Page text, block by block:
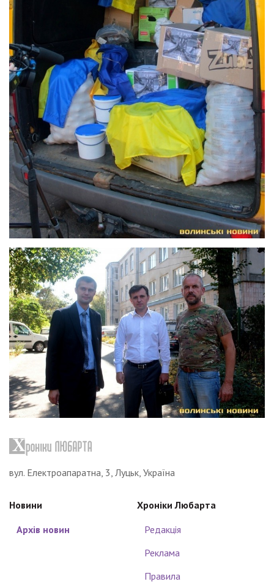
вул. Електроапаратна, 3, Луцьк, Україна
Новини
Архів новин
Хроніки Любарта
Редакція
Реклама
Правила